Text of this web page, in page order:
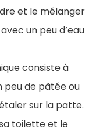
et le mélanger
avec un peu d’eau
consiste à
peu de pâtée ou
sur la patte.
toilette et le